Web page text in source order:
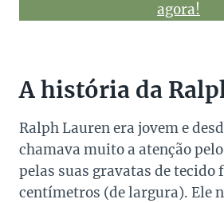
agora!
A história da
Ralph Lauren era jovem e
chamava muito a atenção
pelas suas gravatas de tecido
centímetros (de largura). Ele